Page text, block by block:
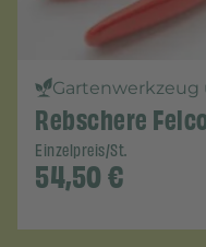
Rebschere
Einzelpreis/St.
54,50€